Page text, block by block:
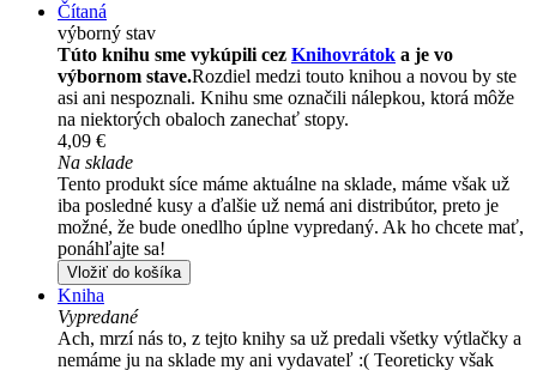
Čítaná
výborný stav
Túto knihu sme vykúpili cez Knihovrátok a je vo
výbornom stave.Rozdiel medzi touto knihou a novou by ste
asi ani nespoznali. Knihu sme označili nálepkou, ktorá môže
na niektorých obaloch zanechať stopy.
4,09 €
Na sklade
Tento produkt síce máme aktuálne na sklade, máme však už
iba posledné kusy a ďalšie už nemá ani distribútor, preto je
možné, že bude onedlho úplne vypredaný. Ak ho chcete mať,
ponáhľajte sa!
Vložiť do košíka
Kniha
Vypredané
Ach, mrzí nás to, z tejto knihy sa už predali všetky výtlačky a
nemáme ju na sklade my ani vydavateľ :( Teoreticky však